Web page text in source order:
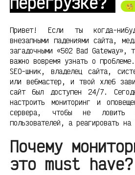
🧐
Привет! Если ты когда-
внезапными падениями сайта,
загадочными «502 Bad Gateway»,
важно вовремя узнать о
SEO-шник, владелец сайта,
или вебмастер, и твой хлеб
сайт был доступен 24/7.
настроить мониторинг и
сервера, чтобы не ловить
пользователей, а реагировать на
Почему
это must have?